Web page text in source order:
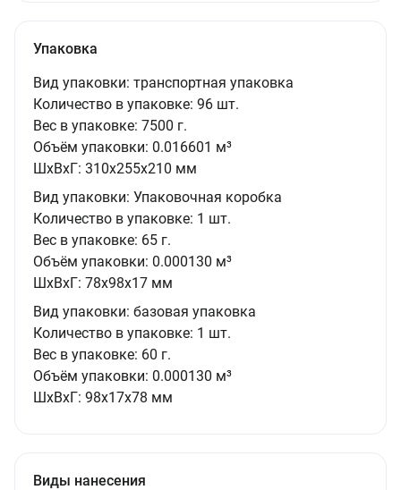
Упаковка
Вид упаковки: транспортная упаковка
Количество в упаковке: 96 шт.
Вес в упаковке: 7500 г.
Объём упаковки: 0.016601 м³
ШxВxГ: 310x255x210 мм
Вид упаковки: Упаковочная коробка
Количество в упаковке: 1 шт.
Вес в упаковке: 65 г.
Объём упаковки: 0.000130 м³
ШxВxГ: 78x98x17 мм
Вид упаковки: базовая упаковка
Количество в упаковке: 1 шт.
Вес в упаковке: 60 г.
Объём упаковки: 0.000130 м³
ШxВxГ: 98x17x78 мм
Виды нанесения